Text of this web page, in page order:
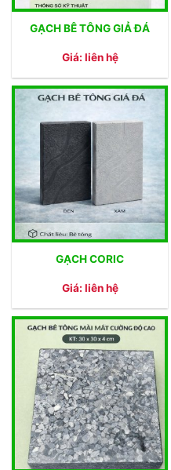
GẠCH BÊ TÔNG GIẢ ĐÁ
Giá: liên hệ
GẠCH CORIC
Giá: liên hệ